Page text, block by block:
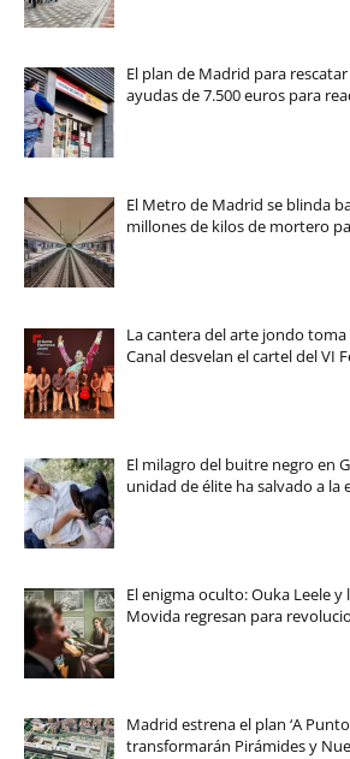
El plan de Madrid para
ayudas de 7.500 euros para
El Metro de Madrid se blinda
millones de kilos de mortero
La cantera del arte jondo
Canal desvelan el cartel del VI
El milagro del buitre negro en
unidad de élite ha salvado a la
El enigma oculto: Ouka Leele y
Movida regresan para
Madrid estrena el plan ‘A
transformarán Pirámides y